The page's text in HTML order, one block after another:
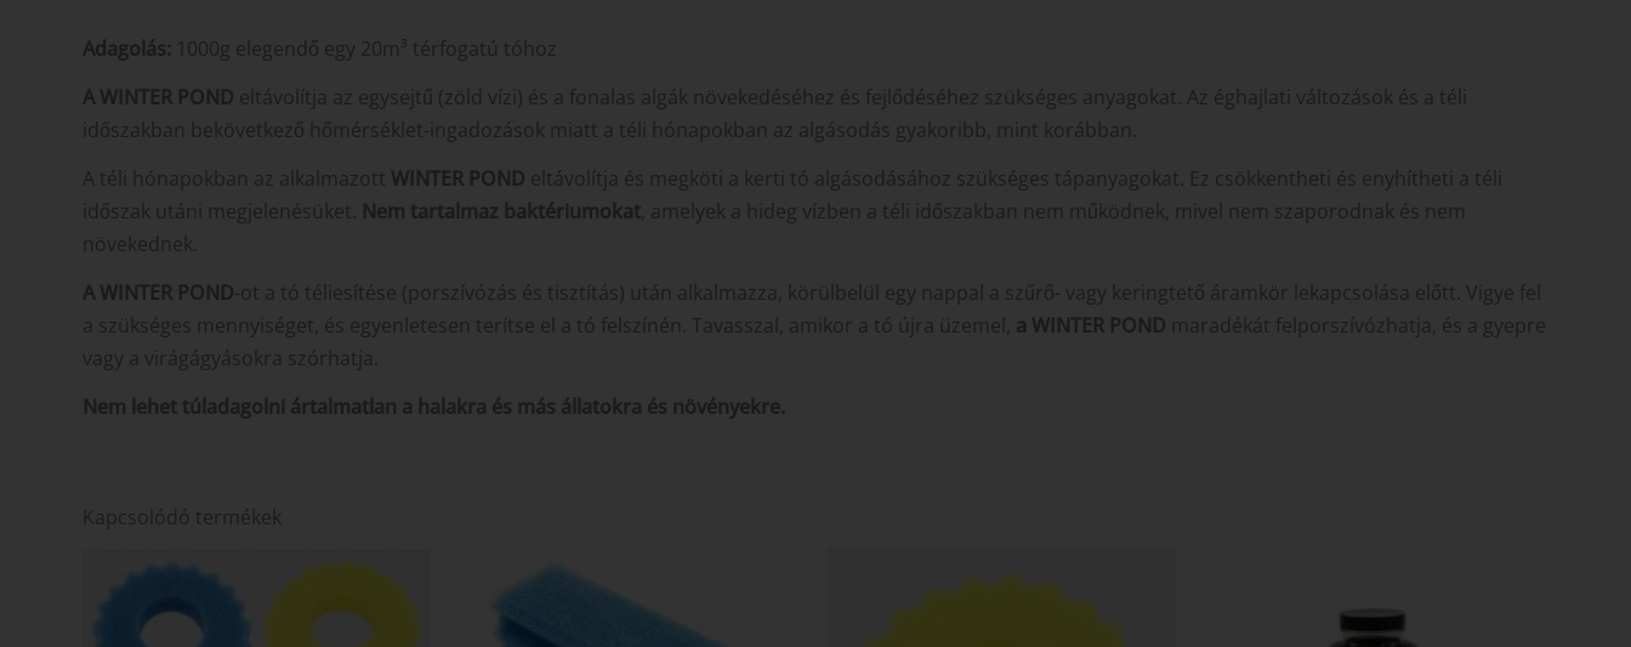
Adagolás: 1000g elegendő egy 20m³ térfogatú tóhoz
A WINTER POND eltávolítja az egysejtű (zöld vízi) és a fonalas algák növekedéséhez és fejlődéséhez szükséges anyagokat. Az éghajlati változások és a téli
időszakban bekövetkező hőmérséklet-ingadozások miatt a téli hónapokban az algásodás gyakoribb, mint korábban.
A téli hónapokban az alkalmazott WINTER POND eltávolítja és megköti a kerti tó algásodásához szükséges tápanyagokat. Ez csökkentheti és enyhítheti a téli
időszak utáni megjelenésüket. Nem tartalmaz baktériumokat , amelyek a hideg vízben a téli időszakban nem működnek, mivel nem szaporodnak és nem
növekednek.
A WINTER POND-ot a tó téliesítése (porszívózás és tisztítás) után alkalmazza, körülbelül egy nappal a szűrő- vagy keringtető áramkör lekapcsolása előtt. Vigye fel
a szükséges mennyiséget, és egyenletesen terítse el a tó felszínén. Tavasszal, amikor a tó újra üzemel, a WINTER POND maradékát felporszívózhatja, és a gyepre
vagy a virágágyásokra szórhatja.
Nem lehet túladagolni ártalmatlan a halakra és más állatokra és növényekre.
Kapcsolódó termékek